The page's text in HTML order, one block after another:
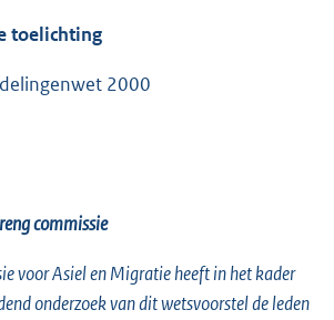
toelichting
2000
commissie
voor Asiel en Migratie heeft in het kader
onderzoek van dit wetsvoorstel de leden